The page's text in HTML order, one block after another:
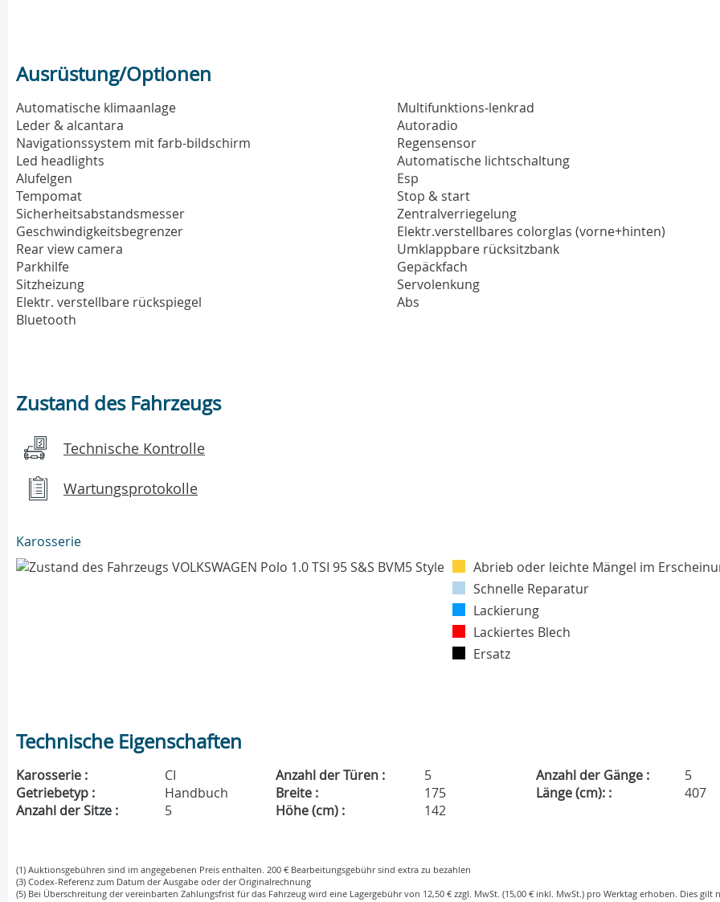
Ausrüstung/Optionen
Automatische klimaanlage
Leder & alcantara
Navigationssystem mit farb-bildschirm
Led headlights
Alufelgen
Tempomat
Sicherheitsabstandsmesser
Geschwindigkeitsbegrenzer
Rear view camera
Parkhilfe
Sitzheizung
Elektr. verstellbare rückspiegel
Bluetooth
Multifunktions-lenkrad
Autoradio
Regensensor
Automatische lichtschaltung
Esp
Stop & start
Zentralverriegelung
Elektr.verstellbares colorglas (vorne+hinten)
Umklappbare rücksitzbank
Gepäckfach
Servolenkung
Abs
Zustand des Fahrzeugs
Technische Kontrolle
Wartungsprotokolle
Karosserie
Abrieb oder leichte Mängel im
Schnelle Reparatur
Lackierung
Lackiertes Blech
Ersatz
Technische Eigenschaften
Karosserie : CI Anzahl der Türen : 5 Anzahl der Gänge :
5
Getriebetyp :
Handbuch Breite : 175 Länge (cm): :
407
Anzahl der Sitze :
5 Höhe (cm) : 142
(1) Auktionsgebühren sind im angegebenen Preis enthalten. 200 € Bearbeitungsgebühr sind extra zu bezahlen
(3) Codex-Referenz zum Datum der Ausgabe oder der Originalrechnung
(5) Bei Überschreitung der vereinbarten Zahlungsfrist für das Fahrzeug wird eine Lagergebühr von 12,50 € zzgl. MwSt. (15,00 € inkl. MwSt.) pro Werktag erhoben. Dies gilt